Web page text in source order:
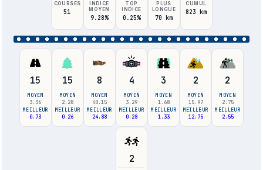
COURSES
51
INDICE
MOYEN
9.28%
TOP
INDICE
0.25%
PLUS
LONGUE
70 km
CUMUL
823 km
15
MOYEN
3.36
MEILLEUR
0.73
15
MOYEN
2.28
MEILLEUR
0.26
8
MOYEN
40.15
MEILLEUR
24.88
4
MOYEN
3.29
MEILLEUR
0.28
3
MOYEN
1.68
MEILLEUR
1.33
2
MOYEN
15.97
MEILLEUR
12.75
2
MOYEN
2.75
MEILLEUR
2.55
2